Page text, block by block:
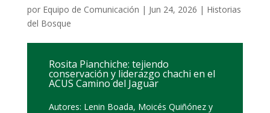
por Equipo de Comunicación | Jun 24, 2026 | Historias
del Bosque
Rosita Pianchiche: tejiendo
conservación y liderazgo chachi en el
ACUS Camino del Jaguar
Autores: Lenin Boada, Moicés Quiñónez y